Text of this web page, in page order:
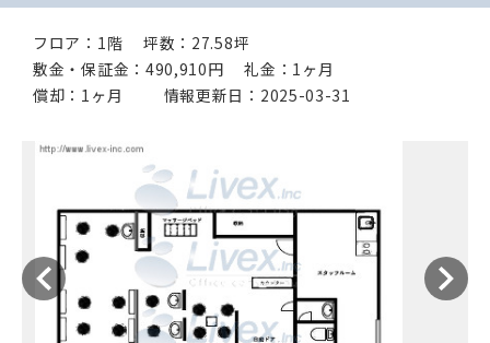
フロア：1階
坪数：27.58坪
敷金・保証金：490,910円
礼金：1ヶ月
償却：1ヶ月
情報更新日：2025-03-31